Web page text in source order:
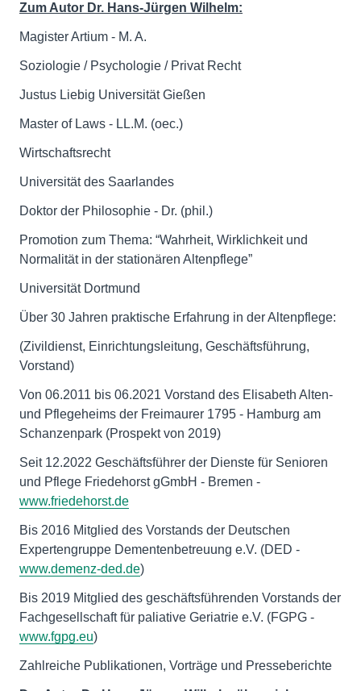
Zum Autor Dr. Hans-Jürgen Wilhelm:
Magister Artium - M. A.
Soziologie / Psychologie / Privat Recht
Justus Liebig Universität Gießen
Master of Laws - LL.M. (oec.)
Wirtschaftsrecht
Universität des Saarlandes
Doktor der Philosophie - Dr. (phil.)
Promotion zum Thema: “Wahrheit, Wirklichkeit und
Normalität in der stationären Altenpflege”
Universität Dortmund
Über 30 Jahren praktische Erfahrung in der Altenpflege:
(Zivildienst, Einrichtungsleitung, Geschäftsführung,
Vorstand)
Von 06.2011 bis 06.2021 Vorstand des Elisabeth Alten-
und Pflegeheims der Freimaurer 1795 - Hamburg am
Schanzenpark (Prospekt von 2019)
Seit 12.2022 Geschäftsführer der Dienste für Senioren
und Pflege Friedehorst gGmbH - Bremen -
www.friedehorst.de
Bis 2016 Mitglied des Vorstands der Deutschen
Expertengruppe Dementenbetreuung e.V. (DED -
www.demenz-ded.de)
Bis 2019 Mitglied des geschäftsführenden Vorstands der
Fachgesellschaft für paliative Geriatrie e.V. (FGPG -
www.fgpg.eu)
Zahlreiche Publikationen, Vorträge und Presseberichte